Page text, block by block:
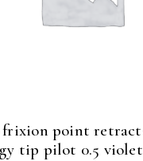
tip pilot 0.5 violet